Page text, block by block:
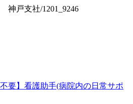
戸支社/1201_9246
要】看護助手(病院内の日常サポ